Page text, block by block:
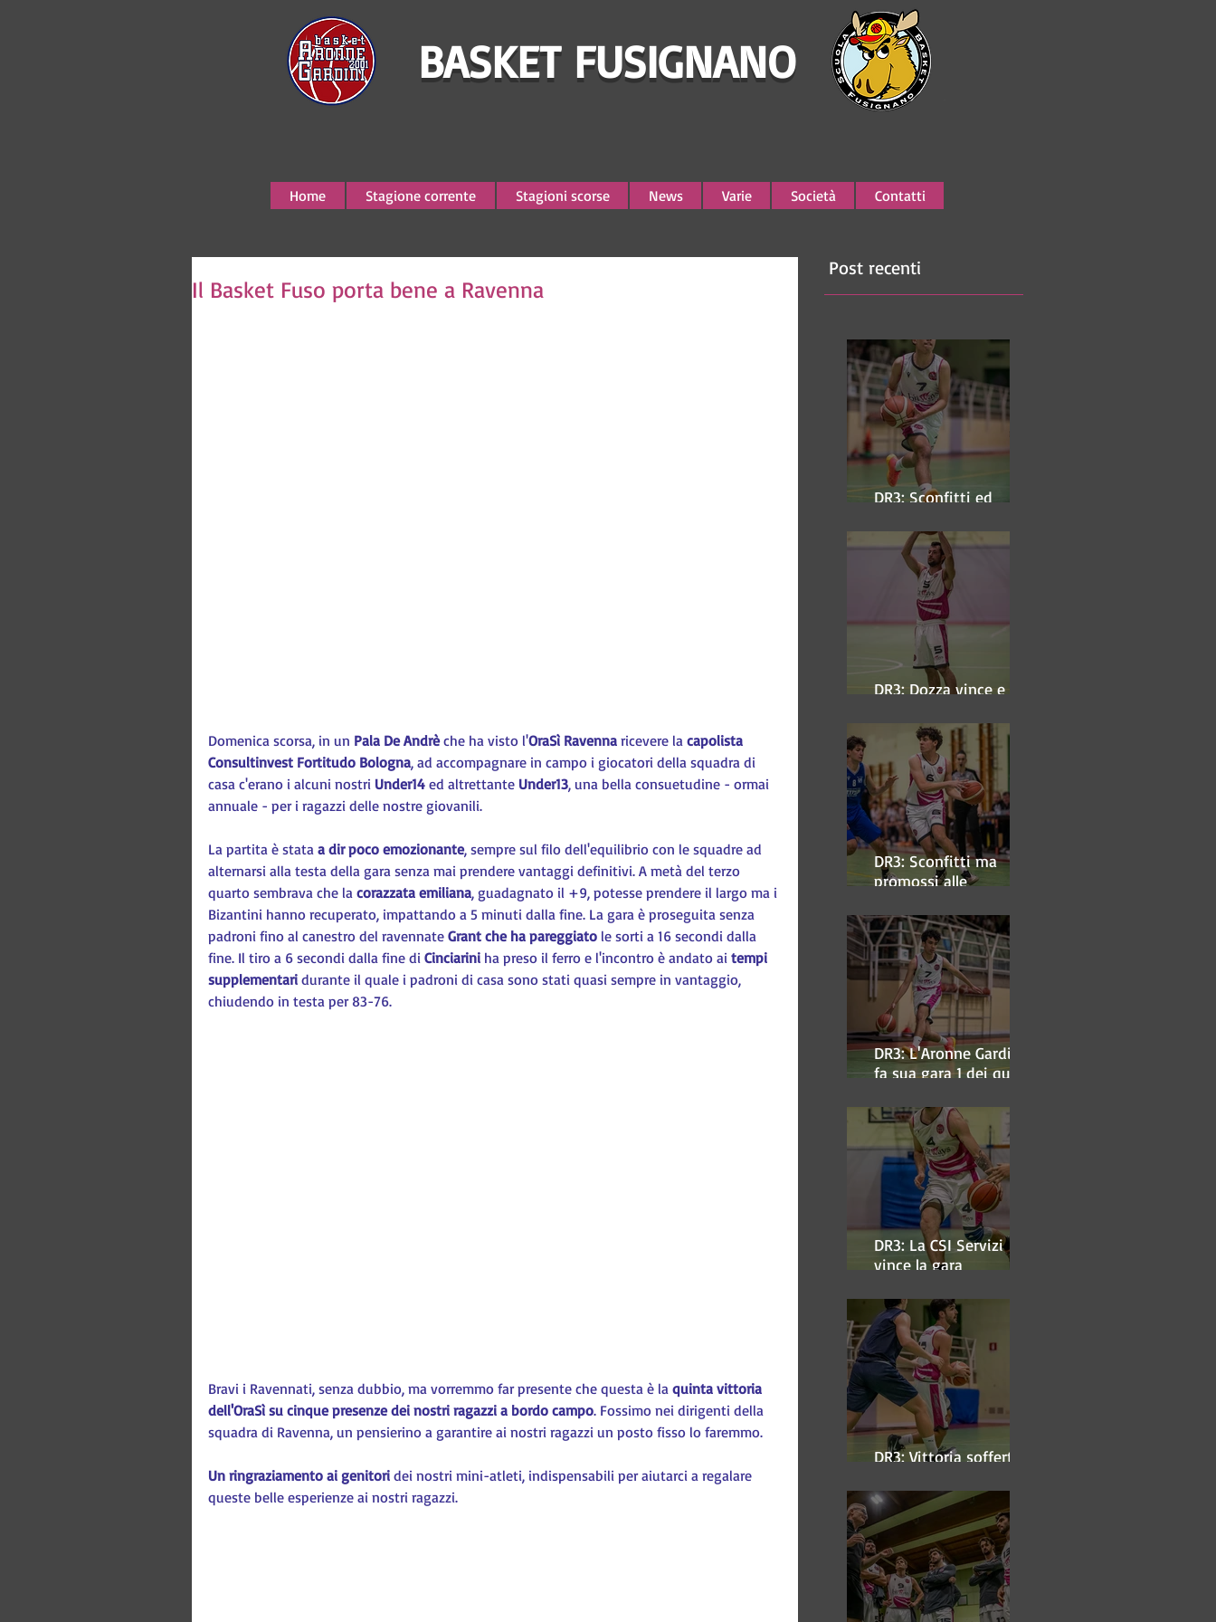
BASKET FUSIGNANO
Home Stagione corrente Stagioni scorse News Varie Società Contatti
Il Basket Fuso porta bene a Ravenna
Domenica scorsa, in un Pala De Andrè che ha visto l'OraSì Ravenna ricevere la capolista
Consultinvest Fortitudo Bologna, ad accompagnare in campo i giocatori della squadra di
casa c'erano i alcuni nostri Under14 ed altrettante Under13, una bella consuetudine - ormai
annuale - per i ragazzi delle nostre giovanili.
La partita è stata a dir poco emozionante, sempre sul filo dell'equilibrio con le squadre ad
alternarsi alla testa della gara senza mai prendere vantaggi definitivi. A metà del terzo
quarto sembrava che la corazzata emiliana, guadagnato il +9, potesse prendere il largo ma i
Bizantini hanno recuperato, impattando a 5 minuti dalla fine. La gara è proseguita senza
padroni fino al canestro del ravennate Grant che ha pareggiato le sorti a 16 secondi dalla
fine. Il tiro a 6 secondi dalla fine di Cinciarini ha preso il ferro e l'incontro è andato ai tempi
supplementari durante il quale i padroni di casa sono stati quasi sempre in vantaggio,
chiudendo in testa per 83-76.
Bravi i Ravennati, senza dubbio, ma vorremmo far presente che questa è la quinta vittoria
dell'OraSì su cinque presenze dei nostri ragazzi a bordo campo. Fossimo nei dirigenti della
squadra di Ravenna, un pensierino a garantire ai nostri ragazzi un posto fisso lo faremmo.
Un ringraziamento ai genitori dei nostri mini-atleti, indispensabili per aiutarci a regalare
queste belle esperienze ai nostri ragazzi.
Post recenti
DR3: Sconfitti ed
DR3: Dozza vince e
DR3: Sconfitti ma
promossi alle
DR3: L'Aronne Gardini
fa sua gara 1 dei quarti
DR3: La CSI Servizi
vince la gara
DR3: Vittoria sofferta a